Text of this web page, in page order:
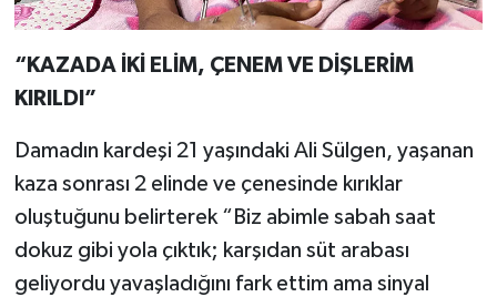
“KAZADA İKİ ELİM, ÇENEM VE DİŞLERİM
KIRILDI”
Damadın kardeşi 21 yaşındaki Ali Sülgen, yaşanan
kaza sonrası 2 elinde ve çenesinde kırıklar
oluştuğunu belirterek “Biz abimle sabah saat
dokuz gibi yola çıktık; karşıdan süt arabası
geliyordu yavaşladığını fark ettim ama sinyal